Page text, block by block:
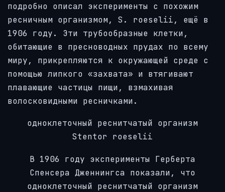
подробно описал эксперименты с похожим
ресничным организмом, S. roeselii, ещё в
1906 году. Эти трубообразные клетки,
обитающие в пресноводных прудах по всему
миру, прикрепляются к окружающей среде с
помощью липкого «захвата» и втягивают
плавающие частицы пищи, взмахивая
волосковидными ресничками.
одноклеточный реснитчатый организм
Stentor roeselii
В 1906 году эксперименты Герберта
Спенсера Дженнингса показали, что
одноклеточный реснитчатый организм